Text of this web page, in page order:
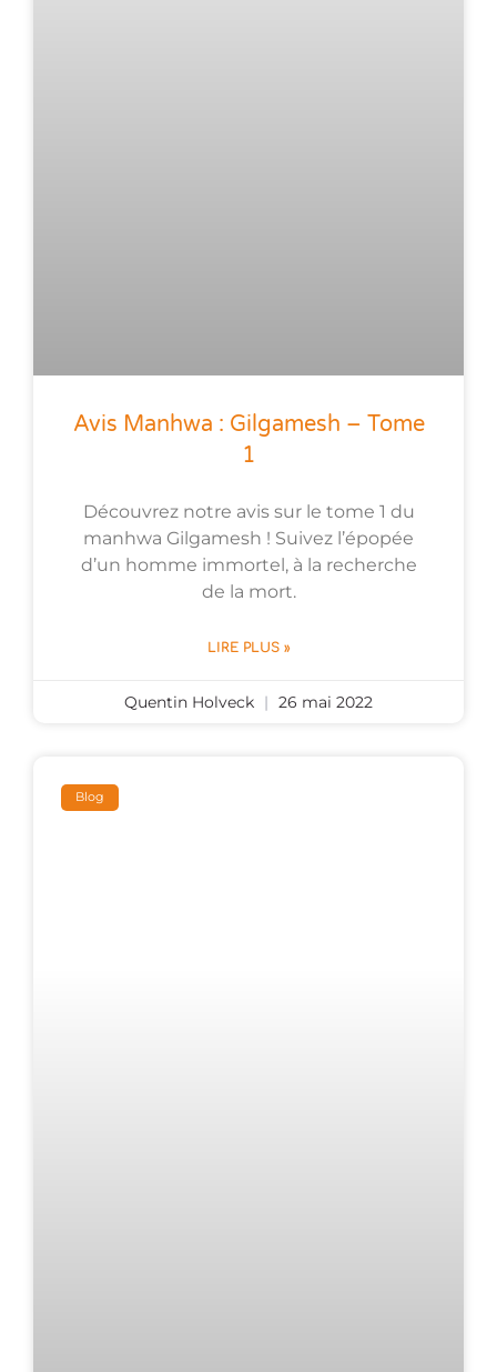
Avis Manhwa : Gilgamesh – Tome
1
Découvrez notre avis sur le tome 1 du
manhwa Gilgamesh ! Suivez l’épopée
d’un homme immortel, à la recherche
de la mort.
LIRE PLUS »
Quentin Holveck 26 mai 2022
Blog